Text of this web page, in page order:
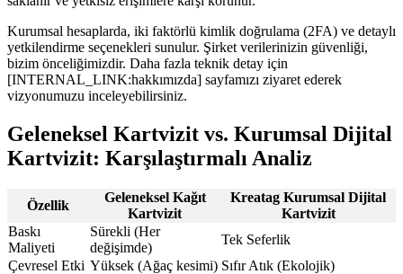
Kurumsal hesaplarda, iki faktörlü kimlik doğrulama (2FA) ve detaylı
yetkilendirme seçenekleri sunulur. Şirket verilerinizin güvenliği,
bizim önceliğimizdir. Daha fazla teknik detay için
[INTERNAL_LINK:hakkımızda] sayfamızı ziyaret ederek
vizyonumuzu inceleyebilirsiniz.
Geleneksel Kartvizit vs. Kurumsal Dijital
Kartvizit: Karşılaştırmalı Analiz
Özellik
Geleneksel Kağıt
Kartvizit
Kreatag Kurumsal Dijital
Kartvizit
Baskı
Maliyeti
Sürekli (Her
değişimde)
Tek Seferlik
Çevresel Etki Yüksek (Ağaç kesimi) Sıfır Atık (Ekolojik)